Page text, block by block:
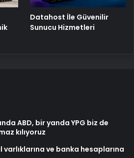
Datahost İle Güvenilir
Sunucu Hizmetleri
ABD, bir yanda YPG biz de
kılıyoruz
varlıklarına ve banka hesaplarına